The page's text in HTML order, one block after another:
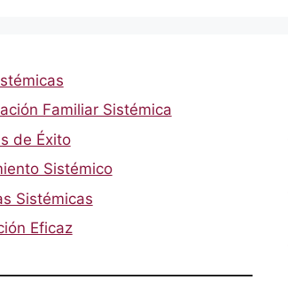
Familiar Sistémica
de Éxito
Sistémico
Sistémicas
Eficaz